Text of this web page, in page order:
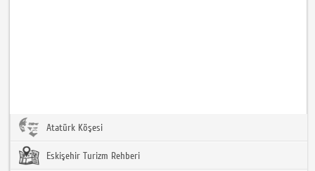
Atatürk Köşesi
Eskişehir Turizm Rehberi